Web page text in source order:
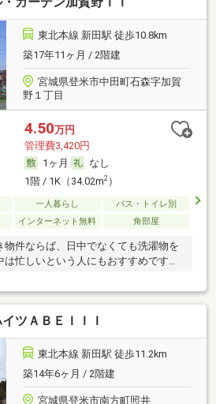
東北本線 新田駅 徒歩10.8km
築17年11ヶ月 / 2階建
宮城県登米市中田町石森字加賀
野１丁目
4.50万円
管理費3,420円
1ヶ月
なし
1階 / 1K（34.02m2）
一人暮らし
バス・トイレ別
インターネット無料 角部屋
物件ならば、日中でなくても洗濯物を
忙しいという人にもおすすめです。
ツＡＢＥＩＩＩ
東北本線 新田駅 徒歩11.2km
築14年6ヶ月 / 2階建
宮城県登米市南方町照井